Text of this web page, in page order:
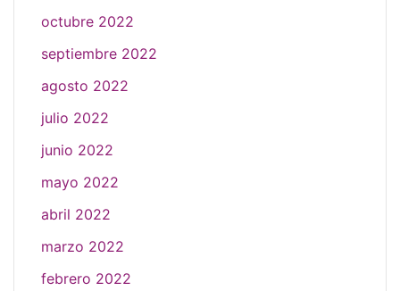
octubre 2022
septiembre 2022
agosto 2022
julio 2022
junio 2022
mayo 2022
abril 2022
marzo 2022
febrero 2022